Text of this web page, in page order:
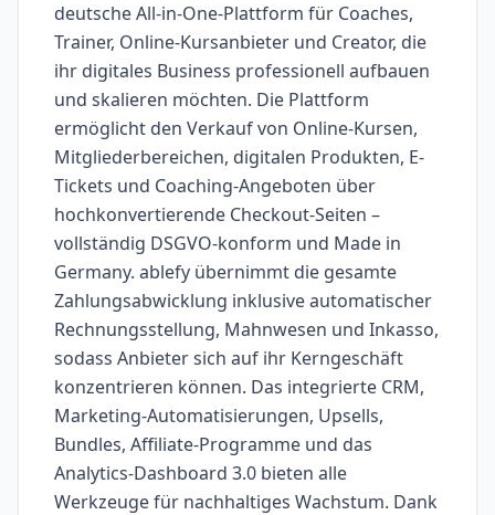
deutsche All-in-One-Plattform für Coaches,
Trainer, Online-Kursanbieter und Creator, die
ihr digitales Business professionell aufbauen
und skalieren möchten. Die Plattform
ermöglicht den Verkauf von Online-Kursen,
Mitgliederbereichen, digitalen Produkten, E-
Tickets und Coaching-Angeboten über
hochkonvertierende Checkout-Seiten –
vollständig DSGVO-konform und Made in
Germany. ablefy übernimmt die gesamte
Zahlungsabwicklung inklusive automatischer
Rechnungsstellung, Mahnwesen und Inkasso,
sodass Anbieter sich auf ihr Kerngeschäft
konzentrieren können. Das integrierte CRM,
Marketing-Automatisierungen, Upsells,
Bundles, Affiliate-Programme und das
Analytics-Dashboard 3.0 bieten alle
Werkzeuge für nachhaltiges Wachstum. Dank